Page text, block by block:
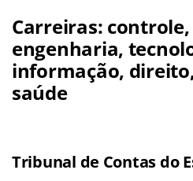
Carreiras:
engenharia,
informação,
saúde
Tribunal de Contas do